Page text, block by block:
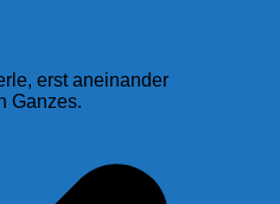
erst aneinander
Ganzes.